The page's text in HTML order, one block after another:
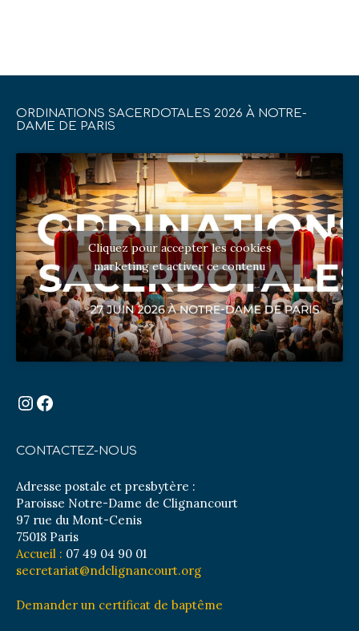
ORDINATIONS SACERDOTALES 2026 À NOTRE-
DAME DE PARIS
Cliquez pour accepter les cookies
marketing et activer ce contenu
Instagram
Facebook
CONTACTEZ-NOUS
Adresse postale et presbytère :
Paroisse Notre-Dame de Clignancourt
97 rue du Mont-Cenis
75018 Paris
Accueil : 07 49 04 90 01
secretariat@ndclignancourt.org
Demander un certificat de baptême